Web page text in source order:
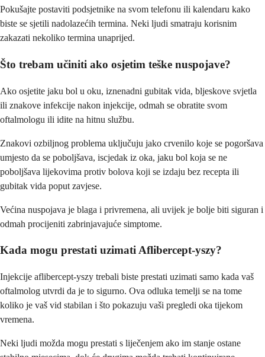
Pokušajte postaviti podsjetnike na svom telefonu ili kalendaru kako
biste se sjetili nadolazećih termina. Neki ljudi smatraju korisnim
zakazati nekoliko termina unaprijed.
Što trebam učiniti ako osjetim teške nuspojave?
Ako osjetite jaku bol u oku, iznenadni gubitak vida, bljeskove svjetla
ili znakove infekcije nakon injekcije, odmah se obratite svom
oftalmologu ili idite na hitnu službu.
Znakovi ozbiljnog problema uključuju jako crvenilo koje se pogoršava
umjesto da se poboljšava, iscjedak iz oka, jaku bol koja se ne
poboljšava lijekovima protiv bolova koji se izdaju bez recepta ili
gubitak vida poput zavjese.
Većina nuspojava je blaga i privremena, ali uvijek je bolje biti siguran i
odmah procijeniti zabrinjavajuće simptome.
Kada mogu prestati uzimati Aflibercept-yszy?
Injekcije aflibercept-yszy trebali biste prestati uzimati samo kada vaš
oftalmolog utvrdi da je to sigurno. Ova odluka temelji se na tome
koliko je vaš vid stabilan i što pokazuju vaši pregledi oka tijekom
vremena.
Neki ljudi možda mogu prestati s liječenjem ako im stanje ostane